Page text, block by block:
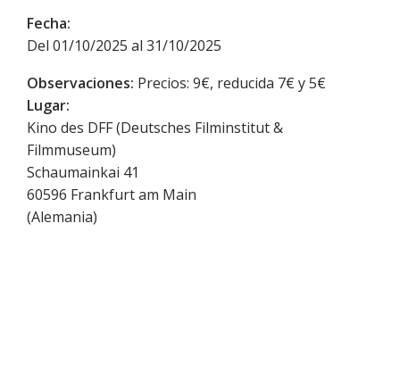
Fecha:
Del 01/10/2025 al 31/10/2025
Observaciones: Precios: 9€, reducida 7€ y 5€
Lugar:
Kino des DFF (Deutsches Filminstitut &
Filmmuseum)
Schaumainkai 41
60596 Frankfurt am Main
(Alemania)